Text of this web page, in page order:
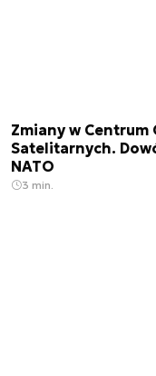
Zmiany w Centrum
Satelitarnych.
NATO
3 min.